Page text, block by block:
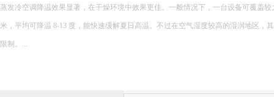
环保空调的降温原理主要基于水蒸发吸热的特性，以下是对其降温原理的详细解释： 一、核心原理 环保空调
内部配置有湿润的过滤媒介，如湿帘或湿纱窗。当风扇吹出的风经过这些湿润的媒